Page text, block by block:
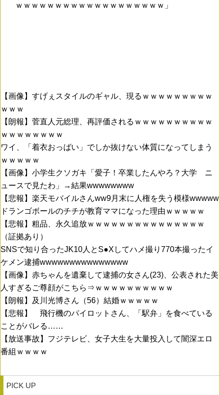
ｗｗｗｗｗｗｗｗｗｗｗｗｗｗｗｗｗｗｗ」
【画像】すげぇスタイルのギャル、現るｗｗｗｗｗｗｗｗｗ
ｗｗｗ
【朗報】菅直人元総理、再評価されるｗｗｗｗｗｗｗｗｗｗ
ｗｗｗｗｗｗｗｗ
ワイ、「着衣おっばい」でしか抜けない体質になってしまう
ｗｗｗｗｗ
【画像】小学生クソガキ「愛子！卒業したんやろ？大学 ニ
ュースで見たわ」→結果wwwwwwww
【悲報】楽天モバイルさんww9月末に人権を失う模様wwwww
ドランゴボールのチチが教育ママになった理由ｗｗｗｗｗ
【悲報】粗品、永久追放ｗｗｗｗｗｗｗｗｗｗｗｗｗｗｗ
（証拠あり）
SNSで知り合ったJK10人とS●Xしてハメ撮り770本撮ったイ
ケメン逮捕wwwwwwwwwwwwwww
【画像】赤ちゃんを遺棄して逮捕の女さん(23)、公表された美
人すぎるご尊顔がこちら⇒ｗｗｗｗｗｗｗｗｗｗ
【朗報】及川光博さん（56）結婚ｗｗｗｗｗ
【悲報】 飛行機のパイロットさん、「駅弁」を食べている
ことがバレる……
【放送事故】フジテレビ、女子大生を大量投入して闇深エロ
番組ｗｗｗｗ
PICK UP